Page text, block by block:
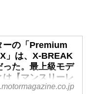
ーの「Premium
」は、X-BREAK
った。最上級モデ
は【マンスリーレ
- Webモーター